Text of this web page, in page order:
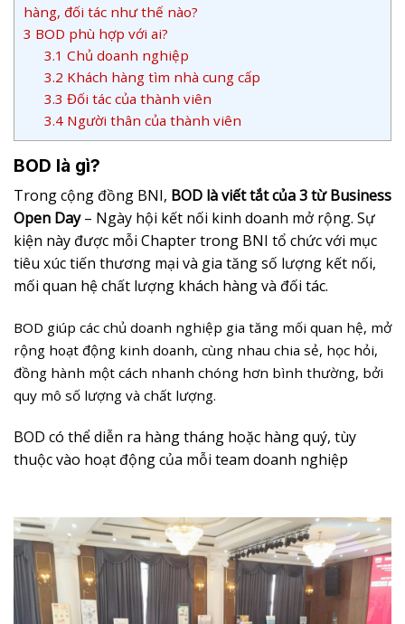
hàng, đối tác như thế nào?
3 BOD phù hợp với ai?
3.1 Chủ doanh nghiệp
3.2 Khách hàng tìm nhà cung cấp
3.3 Đối tác của thành viên
3.4Người thân của thành viên
BOD là gì?
Trong cộng đồng BNI, BOD là viết tắt của 3 từ Business
Open Day– Ngày hội kết nối kinh doanh mở rộng. Sự
kiện này được mỗi Chapter trong BNI tổ chức với mục
tiêu xúc tiến thương mại và gia tăng số lượng kết nối,
mối quan hệ chất lượng khách hàng và đối tác.
BOD giúp các chủ doanh nghiệp gia tăng mối quan hệ, mở
rộng hoạt động kinh doanh, cùng nhau chia sẻ, học hỏi,
đồng hành một cách nhanh chóng hơn bình thường, bởi
quy mô số lượng và chất lượng.
BOD có thể diễn ra hàng tháng hoặc hàng quý, tùy
thuộc vào hoạt động của mỗi team doanh nghiệp